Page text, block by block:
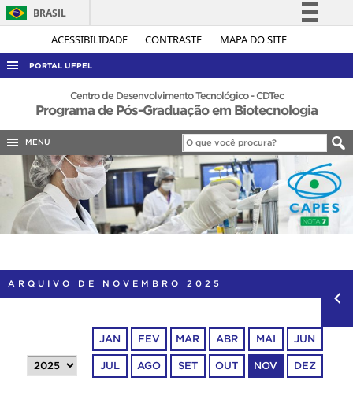
ACESSIBILIDADE CONTRASTE MAPA DO SITE
BRASIL
Simplifique!
Acesso à informação
Legislação
Canais
PORTAL UFPEL
ACESSO À INFORMAÇÃO
AUDITORIA
COBALTO
CONCURSOS
EDITAIS
INTERNACIONAL
PORTARIAS
Centro de Desenvolvimento Tecnológico - CDTec
Programa de Pós-Graduação em Biotecnologia
MENU
ARQUIVO DE NOVEMBRO 2025
JAN FEV MAR ABR MAI JUN
JUL AGO SET OUT NOV DEZ